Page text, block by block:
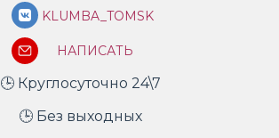
KLUMBA_TOMSK
НАПИСАТЬ
🕒 Круглосуточно 24\7
🕒 Без выходных